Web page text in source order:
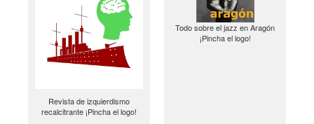
Revista de izquierdismo
recalcitrante ¡Pincha el logo!
Todo sobre el jazz en Aragón
¡Pincha el logo!